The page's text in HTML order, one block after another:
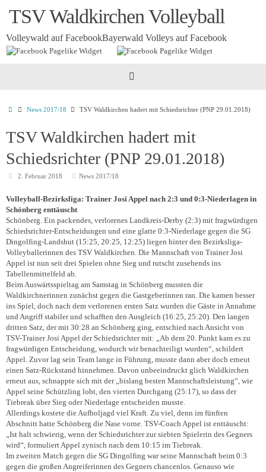
InhaltTSV Waldkirchen Volleyball
Volleywald auf FacebookBayerwald Volleys auf Facebook
Startseite
News 2017/18 TSV Waldkirchen hadert mit Schiedsrichter (PNP 29.01.2018)
TSV Waldkirchen hadert mit
Schiedsrichter (PNP 29.01.2018)
2. Februar 2018 News 2017/18
Volleyball-Bezirksliga: Trainer Josi Appel nach 2:3 und 0:3-Niederlagen in
Schönberg enttäuscht
Schönberg. Ein packendes, verlorenes Landkreis-Derby (2:3) mit fragwürdigen
Schiedsrichter-Entscheidungen und eine glatte 0:3-Niederlage gegen die SG
Dingolfing-Landshut (15:25, 20:25, 12:25) liegen hinter den Bezirksliga-
Volleyballerinnen des TSV Waldkirchen. Die Mannschaft von Trainer Josi
Appel ist nun seit drei Spielen ohne Sieg und rutscht zusehends ins
Tabellenmittelfeld ab.
Beim Auswärtsspieltag am Samstag in Schönberg mussten die
Waldkirchnerinnen zunächst gegen die Gastgeberinnen ran. Die kamen besser
ins Spiel, doch nach dem verlorenen ersten Satz wurden die Gäste in Annahme
und Angriff stabiler und schafften den Ausgleich (16:25, 25:20). Den langen
dritten Satz, der mit 30:28 an Schönberg ging, entschied nach Ansicht von
TSV-Trainer Josi Appel der Schiedsrichter mit: „Ab dem 20. Punkt kam es zu
fragwürdigen Entscheidung, wodurch wir benachteiligt wurden“, schildert
Appel. Zuvor lag sein Team lange in Führung, musste dann aber doch erneut
einen Satz-Rückstand hinnehmen. Davon unbeeindruckt glich Waldkirchen
erneut aus, schnappte sich mit der „bislang besten Mannschaftsleistung“, wie
Appel seine Schützling lobt, den vierten Durchgang (25:17), so dass der
Tiebreak über Sieg oder Niederlage entscheiden musste.
Allerdings kostete die Aufholjagd viel Kraft. Zu viel, denn im fünften
Abschnitt hatte Schönberg die Nase vorne. TSV-Coach Appel ist enttäuscht:
„Ist halt schwierig, wenn der Schiedsrichter zur siebten Spielerin des Gegners
wird“, formuliert Appel zynisch nach dem 10:15 im Tiebreak.
Im zweiten Match gegen die SG Dingolfing war seine Mannschaft beim 0:3
gegen die großen Angreiferinnen des Gegners chancenlos. Genauso wie